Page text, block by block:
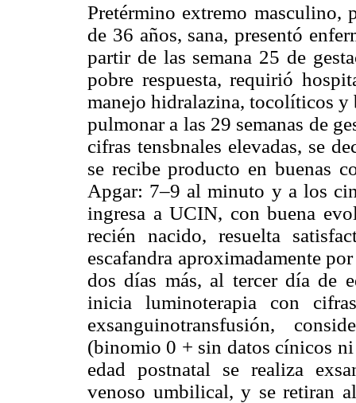
Pretérmino extremo masculino,
de 36 años, sana, presentó
partir de las semana 25 de
pobre respuesta, requirió
manejo hidralazina, tocolíticos y
pulmonar a las 29 semanas de
cifras tensbnales elevadas, se
se recibe producto en buenas
Apgar: 7–9 al minuto y a los
ingresa a UCIN, con buena
recién nacido, resuelta
escafandra aproximadamente
dos días más, al tercer día de
inicia luminoterapia con
exsanguinotransfusión,
(binomio 0 + sin datos cínicos
edad postnatal se realiza
venoso umbilical, y se retiran